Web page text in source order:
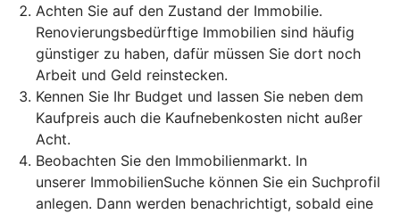
Achten Sie auf den Zustand der Immobilie.
Renovierungsbedürftige Immobilien sind häufig
günstiger zu haben, dafür müssen Sie dort noch
Arbeit und Geld reinstecken.
Kennen Sie Ihr Budget und lassen Sie neben dem
Kaufpreis auch die Kaufnebenkosten nicht außer
Acht.
Beobachten Sie den Immobilienmarkt. In
unserer ImmobilienSuche können Sie ein Suchprofil
anlegen. Dann werden benachrichtigt, sobald eine